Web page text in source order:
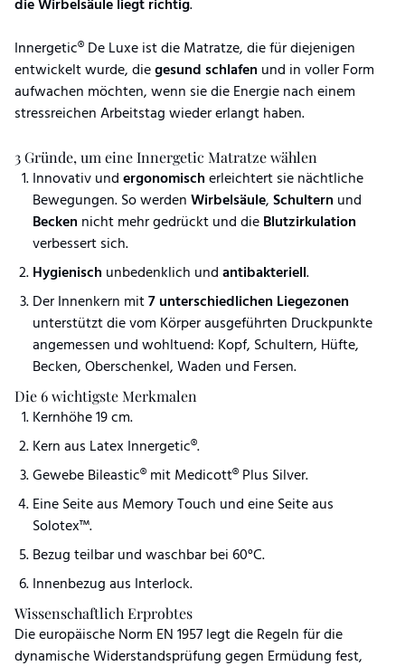
die Wirbelsäule liegt richtig.
Innergetic® De Luxe ist die Matratze, die für diejenigen
entwickelt wurde, diegesund schlafen und in voller Form
aufwachen möchten, wenn sie die Energie nach einem
stressreichen Arbeitstag wieder erlangt haben.
3 Gründe, um eine Innergetic Matratze wählen
Innovativ undergonomischerleichtert sie nächtliche
Bewegungen. So werdenWirbelsäule,Schultern und
Becken nicht mehr gedrückt und dieBlutzirkulation
verbessert sich.
Hygienisch unbedenklich undantibakteriell.
Der Innenkern mit7 unterschiedlichen Liegezonen
unterstützt die vom Körper ausgeführten Druckpunkte
angemessen und wohltuend: Kopf, Schultern, Hüfte,
Becken, Oberschenkel, Waden und Fersen.
Die 6 wichtigste Merkmalen
Kernhöhe 19 cm.
Kern aus Latex Innergetic®.
Gewebe Bileastic® mit Medicott® Plus Silver.
Eine Seite aus Memory Touch und eine Seite aus
Solotex™.
Bezug teilbar und waschbar bei 60°C.
Innenbezug aus Interlock.
Wissenschaftlich Erprobtes
Die europäische Norm EN 1957 legt die Regeln für die
dynamische Widerstandsprüfung gegen Ermüdung fest,